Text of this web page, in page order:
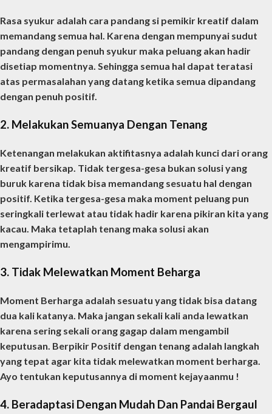
Rasa syukur adalah cara pandang si pemikir kreatif dalam
memandang semua hal. Karena dengan mempunyai sudut
pandang dengan penuh syukur maka peluang akan hadir
disetiap momentnya. Sehingga semua hal dapat teratasi
atas permasalahan yang datang ketika semua dipandang
dengan penuh positif.
2. Melakukan Semuanya Dengan Tenang
Ketenangan melakukan aktifitasnya adalah kunci dari orang
kreatif bersikap. Tidak tergesa-gesa bukan solusi yang
buruk karena tidak bisa memandang sesuatu hal dengan
positif. Ketika tergesa-gesa maka moment peluang pun
seringkali terlewat atau tidak hadir karena pikiran kita yang
kacau. Maka tetaplah tenang maka solusi akan
mengampirimu.
3. Tidak Melewatkan Moment Beharga
Moment Berharga adalah sesuatu yang tidak bisa datang
dua kali katanya. Maka jangan sekali kali anda lewatkan
karena sering sekali orang gagap dalam mengambil
keputusan. Berpikir Positif dengan tenang adalah langkah
yang tepat agar kita tidak melewatkan moment berharga.
Ayo tentukan keputusannya di moment kejayaanmu !
4. Beradaptasi Dengan Mudah Dan Pandai Bergaul